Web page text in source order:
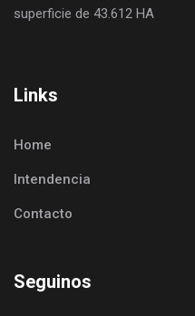
superficie de 43.612 HA
Links
Home
Intendencia
Contacto
Seguinos